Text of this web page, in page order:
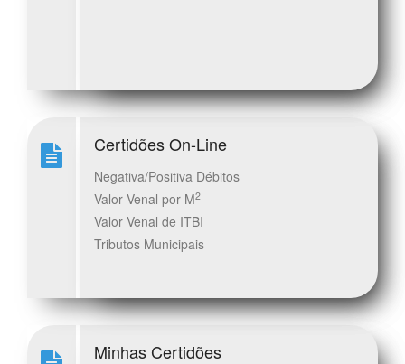
Certidões On-Line
Negativa/Positiva Débitos
Valor Venal por M2
Valor Venal de ITBI
Tributos Municipais
Minhas Certidões